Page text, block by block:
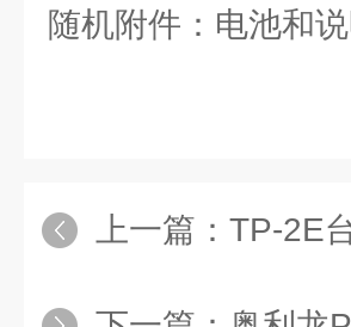
随机附件：电池和
上一篇： TP-2E